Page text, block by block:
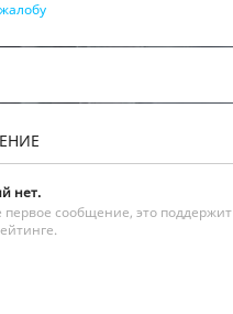
нет.
сообщение, это поддержит